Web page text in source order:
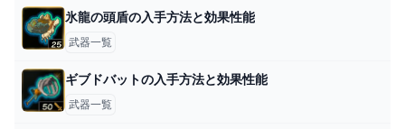
氷龍の頭盾の入手方法と効果性能
武器一覧
ギブドバットの入手方法と効果性能
武器一覧